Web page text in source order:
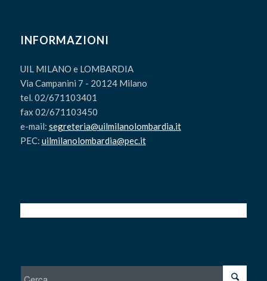
INFORMAZIONI
UIL MILANO e LOMBARDIA
Via Campanini 7 - 20124 Milano
tel. 02/671103401
fax 02/671103450
e-mail: segreteria@uilmilanolombardia.it
PEC: uilmilanolombardia@pec.it